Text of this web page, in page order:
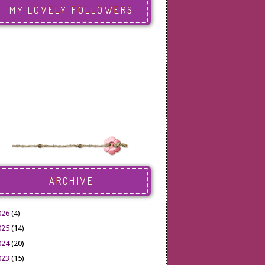
MY LOVELY FOLLOWERS
ARCHIVE
(4)
(14)
(20)
(15)